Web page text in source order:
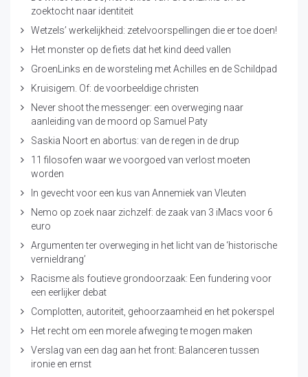
zoektocht naar identiteit
Wetzels’ werkelijkheid: zetelvoorspellingen die er toe doen!
Het monster op de fiets dat het kind deed vallen
GroenLinks en de worsteling met Achilles en de Schildpad
Kruisigem. Of: de voorbeeldige christen
Never shoot the messenger: een overweging naar
aanleiding van de moord op Samuel Paty
Saskia Noort en abortus: van de regen in de drup
11 filosofen waar we voorgoed van verlost moeten
worden
In gevecht voor een kus van Annemiek van Vleuten
Nemo op zoek naar zichzelf: de zaak van 3 iMacs voor 6
euro
Argumenten ter overweging in het licht van de ‘historische
vernieldrang’
Racisme als foutieve grondoorzaak: Een fundering voor
een eerlijker debat
Complotten, autoriteit, gehoorzaamheid en het pokerspel
Het recht om een morele afweging te mogen maken
Verslag van een dag aan het front: Balanceren tussen
ironie en ernst